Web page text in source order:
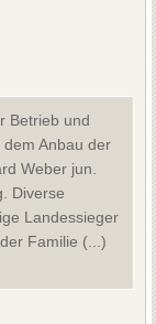
Betrieb und
Anbau der
Weber jun.
Diverse
Landessieger
Familie (...)